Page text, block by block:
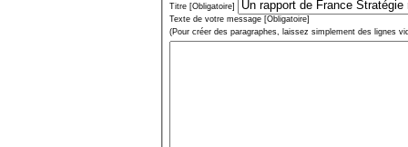
Titre [Obligatoire]
Texte de votre message [Obligatoire]
(Pour créer des paragraphes, laissez simplement des lignes